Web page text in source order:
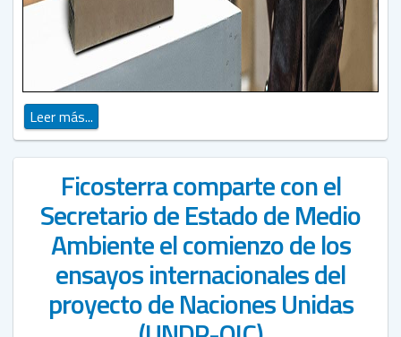
Leer más...
Ficosterra comparte con el
Secretario de Estado de Medio
Ambiente el comienzo de los
ensayos internacionales del
proyecto de Naciones Unidas